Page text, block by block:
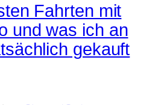
Fahrten mit
und was ich an
gekauft